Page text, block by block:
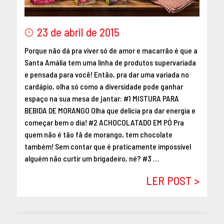
MAIO 2016
MARÇO 2016
FEVEREIRO 2016
JANEIRO 2016
DEZEMBRO 2015
OUTUBRO 2015
SETEMBRO 2015
AGOSTO 2015
JULHO 2015
JUNHO 2015
23 de abril de 2015
Porque não dá pra viver só de amor e macarrão é que a
Santa Amália tem uma linha de produtos supervariada
e pensada para você! Então, pra dar uma variada no
cardápio, olha só como a diversidade pode ganhar
espaço na sua mesa de jantar: #1 MISTURA PARA
BEBIDA DE MORANGO Olha que delícia pra dar energia e
começar bem o dia! #2 ACHOCOLATADO EM PÓ Pra
quem não é tão fã de morango, tem chocolate
também! Sem contar que é praticamente impossível
alguém não curtir um brigadeiro, né? #3 …
LER POST >